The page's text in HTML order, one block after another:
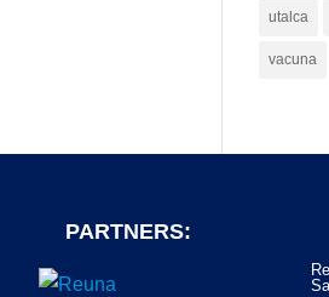
utalca
vacuna
PARTNERS: